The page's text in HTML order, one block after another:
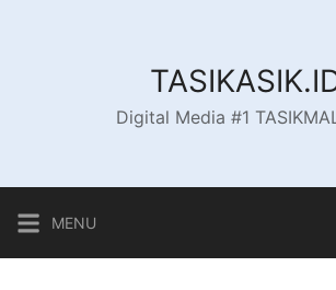
Digital Media #1
MENU